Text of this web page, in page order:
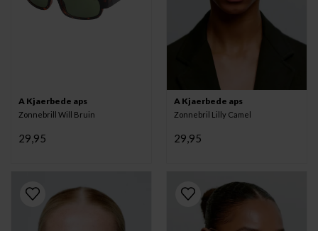
A Kjaerbede aps
Zonnebrill Will Bruin
29,95
A Kjaerbede aps
Zonnebril Lilly Camel
29,95